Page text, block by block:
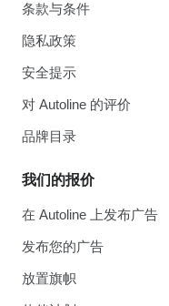
条款与条件
隐私政策
安全提示
对 Autoline 的评价
品牌目录
我们的报价
在 Autoline 上发布广告
发布您的广告
放置旗帜